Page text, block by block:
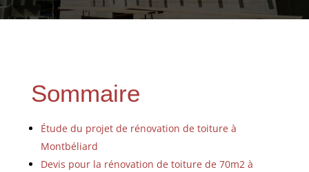
Sommaire
Étude du projet de rénovation de toiture à
Montbéliard
Devis pour la rénovation de toiture de 70m2 à